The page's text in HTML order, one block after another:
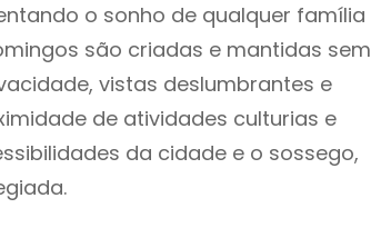
o sonho de qualquer família
são criadas e mantidas sem
vistas deslumbrantes e
de atividades culturias e
da cidade e o sossego,